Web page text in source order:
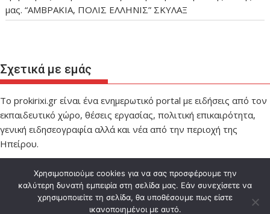
μας. “ΑΜΒΡΑΚΙΑ, ΠΟΛΙΣ ΕΛΛΗΝΙΣ” ΣΚΥΛΑΞ
Σχετικά με εμάς
Το prokirixi.gr είναι ένα ενημερωτικό portal με ειδήσεις από τον
εκπαιδευτικό χώρο, θέσεις εργασίας, πολιτική επικαιρότητα,
γενική ειδησεογραφία αλλά και νέα από την περιοχή της
Ηπείρου.
Χρησιμοποιούμε cookies για να σας προσφέρουμε την
καλύτερη δυνατή εμπειρία στη σελίδα μας. Εάν συνεχίσετε να
χρησιμοποιείτε τη σελίδα, θα υποθέσουμε πως είστε
ικανοποιημένοι με αυτό.